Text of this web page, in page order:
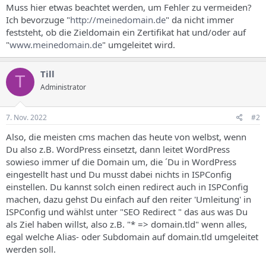
Muss hier etwas beachtet werden, um Fehler zu vermeiden?
Ich bevorzuge "http://meinedomain.de" da nicht immer
feststeht, ob die Zieldomain ein Zertifikat hat und/oder auf
"www.meinedomain.de" umgeleitet wird.
T Till
Administrator
7. Nov. 2022 #2
Also, die meisten cms machen das heute von welbst, wenn
Du also z.B. WordPress einsetzt, dann leitet WordPress
sowieso immer uf die Domain um, die ´Du in WordPress
eingestellt hast und Du musst dabei nichts in ISPConfig
einstellen. Du kannst solch einen redirect auch in ISPConfig
machen, dazu gehst Du einfach auf den reiter 'Umleitung' in
ISPConfig und wählst unter "SEO Redirect " das aus was Du
als Ziel haben willst, also z.B. "* => domain.tld" wenn alles,
egal welche Alias- oder Subdomain auf domain.tld umgeleitet
werden soll.